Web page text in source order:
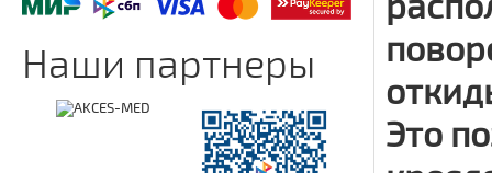
Наши партнеры
Это